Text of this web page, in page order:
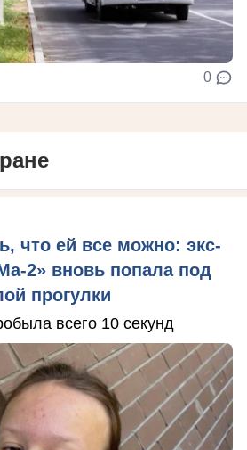
0
что ей все можно: экс-
2» вновь попала под
прогулки
всего 10 секунд